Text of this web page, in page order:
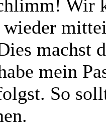
Wir
machst
mein
So